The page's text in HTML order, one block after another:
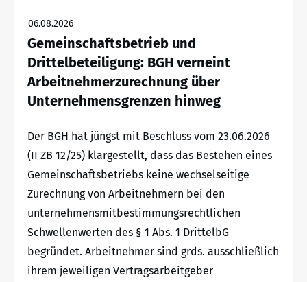
06.08.2026
Gemeinschaftsbetrieb und
Drittelbeteiligung: BGH verneint
Arbeitnehmerzurechnung über
Unternehmensgrenzen hinweg
Der BGH hat jüngst mit Beschluss vom 23.06.2026
(II ZB 12/25) klargestellt, dass das Bestehen eines
Gemeinschaftsbetriebs keine wechselseitige
Zurechnung von Arbeitnehmern bei den
unternehmensmitbestimmungsrechtlichen
Schwellenwerten des § 1 Abs. 1 DrittelbG
begründet. Arbeitnehmer sind grds. ausschließlich
ihrem jeweiligen Vertragsarbeitgeber